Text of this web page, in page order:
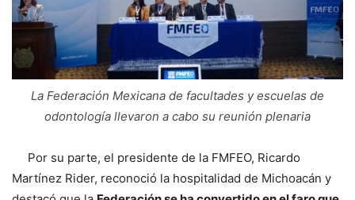
La Federación Mexicana de facultades y escuelas de
odontología llevaron a cabo su reunión plenaria
Por su parte, el presidente de la FMFEO, Ricardo
Martínez Rider, reconoció la hospitalidad de Michoacán y